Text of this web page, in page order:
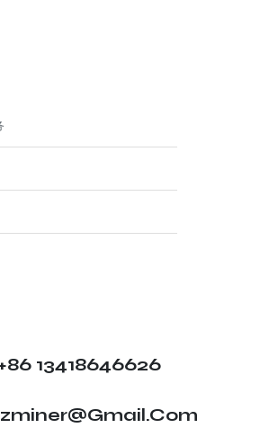
13418646626